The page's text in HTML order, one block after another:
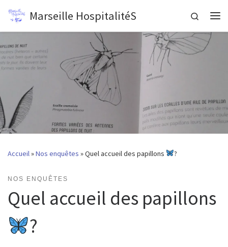
Passer au contenu
Marseille HospitalitéS
Search
Accueil»Nos enquêtes »Quel accueil des papillons ?
NOS ENQUÊTES
Quel accueil des papillons
?